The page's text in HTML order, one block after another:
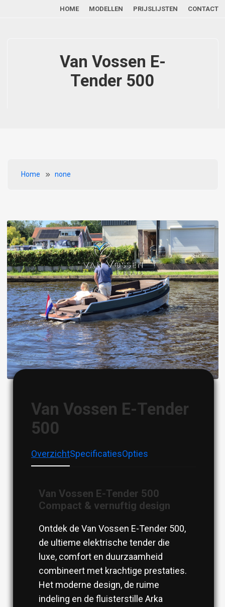
Overslaan en naar de inhoud gaan
Main navigation
HOME MODELLEN PRIJSLIJSTEN CONTACT
Van Vossen E-
Tender 500
Kruimelpad
Home none
Image
Van Vossen E-Tender
500
OverzichtSpecificatiesOpties
Van Vossen E-Tender 500
Compact & vernuftig design
Ontdek de Van Vossen E-Tender 500,
de ultieme elektrische tender die
luxe, comfort en duurzaamheid
combineert met krachtige prestaties.
Het moderne design, de ruime
indeling en de fluisterstille Arka